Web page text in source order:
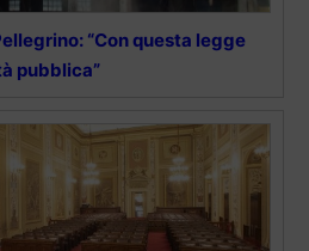
“Con questa legge
pubblica”